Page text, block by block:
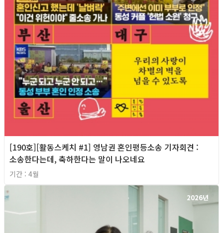
[190호][활동스케치 #1] 영남권 혼인평등소송 기자회견​ :
소송한다는데, 축하한다는 말이 나오네요
기간 : 4월
2026년